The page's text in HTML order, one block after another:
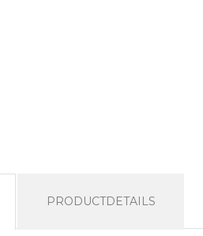
PRODUCTDETAILS